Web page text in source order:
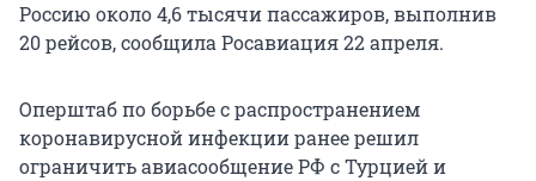
Россию около 4,6 тысячи пассажиров, выполнив
20 рейсов, сообщила Росавиация 22 апреля.
Оперштаб по борьбе с распространением
коронавирусной инфекции ранее решил
ограничить авиасообщение РФ с Турцией и